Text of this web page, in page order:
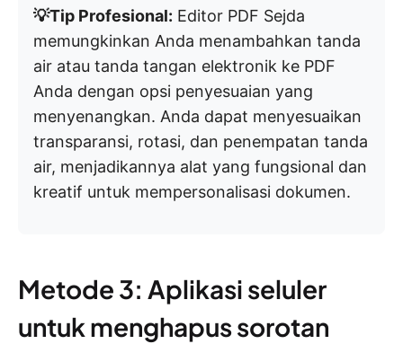
💡Tip Profesional: Editor PDF Sejda
memungkinkan Anda menambahkan tanda
air atau tanda tangan elektronik ke PDF
Anda dengan opsi penyesuaian yang
menyenangkan. Anda dapat menyesuaikan
transparansi, rotasi, dan penempatan tanda
air, menjadikannya alat yang fungsional dan
kreatif untuk mempersonalisasi dokumen.
Metode 3: Aplikasi seluler
untuk menghapus sorotan